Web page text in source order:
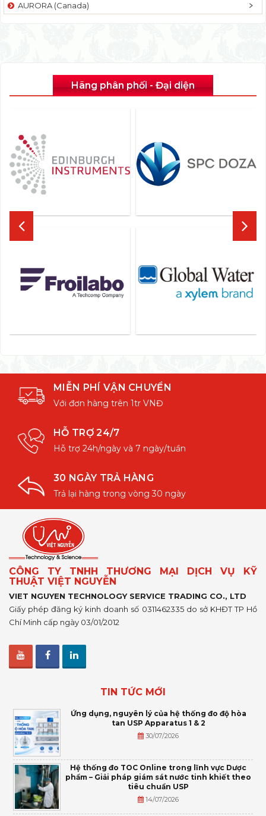
AURORA (Canada)
Hãng phân phối - Đại diện
MIỄN PHÍ VẬN CHUYỂN
Với đơn hàng trên 1tr VNĐ
HỖ TRỢ 24/7
Hỗ trợ 24h/ngày và 7 ngày/tuần
30 NGÀY TRẢ HÀNG
Trả lại hàng trong vòng 30 ngày
CÔNG TY TNHH THƯƠNG MẠI DỊCH VỤ KỸ
THUẬT VIỆT NGUYỄN
VIET NGUYEN TECHNOLOGY SERVICE TRADING CO., LTD
Giấy phép đăng ký kinh doanh số 0311462335 do sở KHĐT TP Hồ
Chí Minh cấp ngày 03/01/2012
TIN TỨC MỚI
Ứng dụng, nguyên lý của hệ thống đo độ hòa
tan USP Apparatus 1 & 2
30/07/2026
Hệ thống đo TOC Online trong lĩnh vực Dược
phẩm – Giải pháp giám sát nước tinh khiết theo
tiêu chuẩn USP
14/07/2026